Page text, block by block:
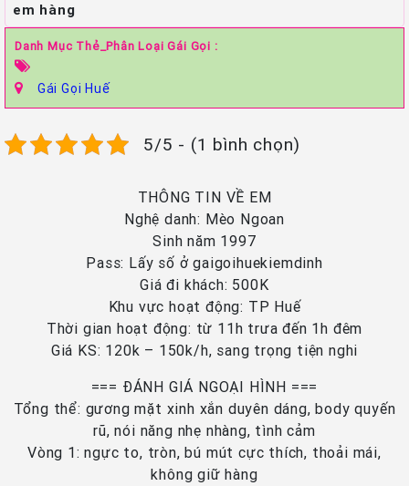
em hàng
Danh Mục Thẻ_Phân Loại Gái Gọi :
Gái Gọi Huế
5/5 - (1 bình chọn)
THÔNG TIN VỀ EM
Nghệ danh: Mèo Ngoan
Sinh năm 1997
Pass: Lấy số ở gaigoihuekiemdinh
Giá đi khách: 500K
Khu vực hoạt động: TP Huế
Thời gian hoạt động: từ 11h trưa đến 1h đêm
Giá KS: 120k – 150k/h, sang trọng tiện nghi
=== ĐÁNH GIÁ NGOẠI HÌNH ===
Tổng thể: gương mặt xinh xắn duyên dáng, body quyến
rũ, nói năng nhẹ nhàng, tình cảm
Vòng 1: ngực to, tròn, bú mút cực thích, thoải mái,
không giữ hàng